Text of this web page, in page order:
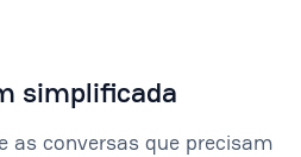
simplificada
as conversas que precisam